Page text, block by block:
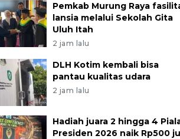
Pemkab Murung Raya
lansia melalui Sekolah Gita
Uluh Itah
2 jam lalu
DLH Kotim kembali bisa
pantau kualitas udara
2 jam lalu
Hadiah juara 2 hingga 4
Presiden 2026 naik Rp500